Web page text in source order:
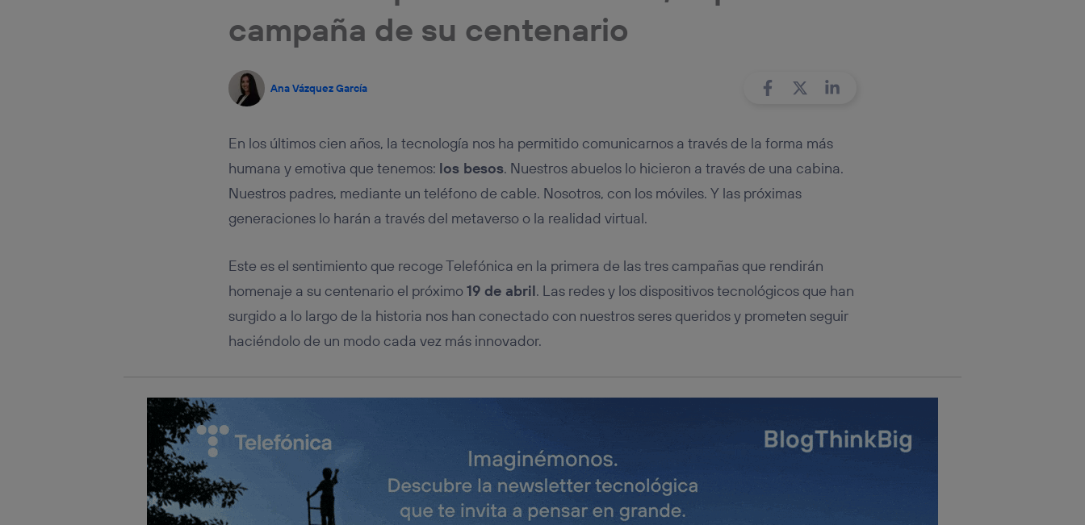
campaña de su centenario
Ana Vázquez García
En los últimos cien años, la tecnología nos ha permitido comunicarnos a través de la forma más
humana y emotiva que tenemos: los besos. Nuestros abuelos lo hicieron a través de una cabina.
Nuestros padres, mediante un teléfono de cable. Nosotros, con los móviles. Y las próximas
generaciones lo harán a través del metaverso o la realidad virtual.
Este es el sentimiento que recoge Telefónica en la primera de las tres campañas que rendirán
homenaje a su centenario el próximo19 de abril. Las redes y los dispositivos tecnológicos que han
surgido a lo largo de la historia nos han conectado con nuestros seres queridos y prometen seguir
haciéndolo de un modo cada vez más innovador.
conecte su dispositivo y consienta el uso de la tecnología recibirá el mismo identificador.
Típicamente:
hayan dado su consentimiento.
Puedes gestionar los consentimientos Utiq seleccionando “Administrar Utiq” en la parte
inferior de esta página web o visitando el
portal de privacidad de Utiq (“consenthub”)
Para más información, consulta la política de privacidad de Utiq.